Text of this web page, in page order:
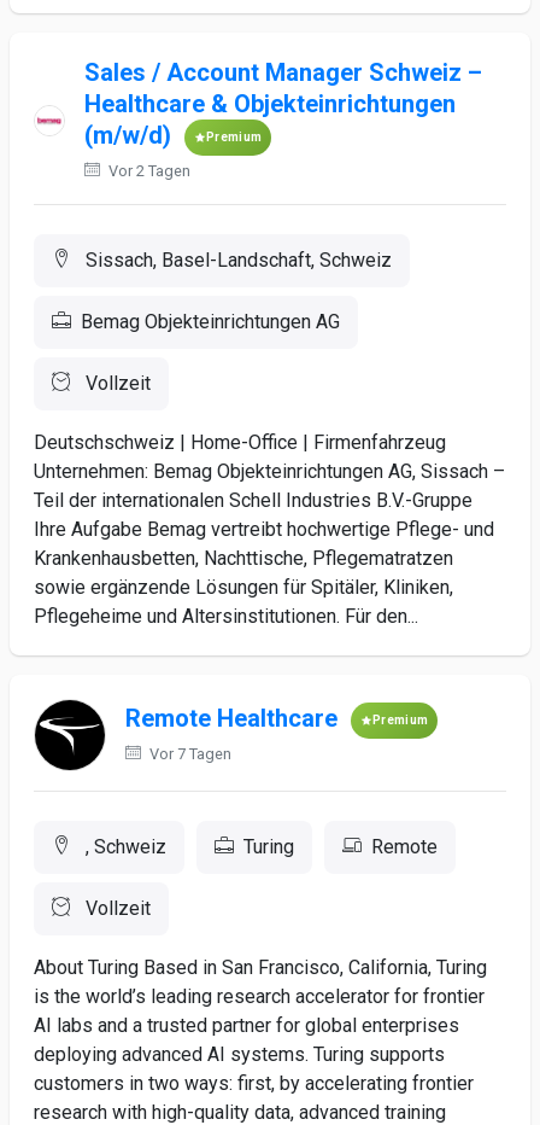
Sales / Account Manager Schweiz –
Healthcare & Objekteinrichtungen
(m/w/d)
Premium
Vor 2 Tagen
Sissach, Basel-Landschaft, Schweiz
Bemag Objekteinrichtungen AG
Vollzeit
Deutschschweiz | Home-Office | Firmenfahrzeug
Unternehmen: Bemag Objekteinrichtungen AG, Sissach –
Teil der internationalen Schell Industries B.V.-Gruppe
Ihre Aufgabe Bemag vertreibt hochwertige Pflege- und
Krankenhausbetten, Nachttische, Pflegematratzen
sowie ergänzende Lösungen für Spitäler, Kliniken,
Pflegeheime und Altersinstitutionen. Für den...
Remote Healthcare Premium
Vor 7 Tagen
, Schweiz Turing Remote
Vollzeit
About Turing Based in San Francisco, California, Turing
is the world’s leading research accelerator for frontier
AI labs and a trusted partner for global enterprises
deploying advanced AI systems. Turing supports
customers in two ways: first, by accelerating frontier
research with high-quality data, advanced training